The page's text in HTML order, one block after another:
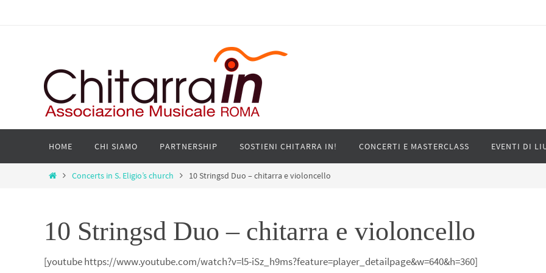
contenuto
HOME CHI SIAMO PARTNERSHIP SOSTIENI CHITARRA IN! CONCERTI E MASTERCLASS EVENTI DI
HomeConcerts in S. Eligio’s church 10 Stringsd Duo – chitarra e violoncello
10 Stringsd Duo – chitarra e violoncello
[youtube https://www.youtube.com/watch?v=l5-iSz_h9ms?feature=player_detailpage&w=640&h=360]